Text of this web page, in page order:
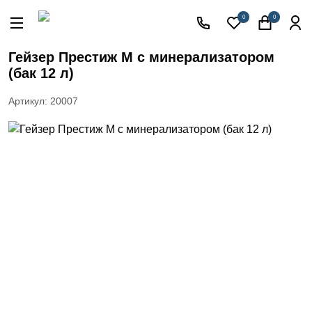
0 0
Акции
скважины
питьевой
Гейзер Престиж М с минерализатором
(бак 12 л)
Артикул: 20007